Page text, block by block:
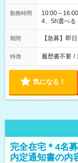
勤務時間
10:00～
4、5h選べる
期間 【急募】即
特徴 履歴書不要 /
気になる！
完全在宅＊4名
内定通知書の内